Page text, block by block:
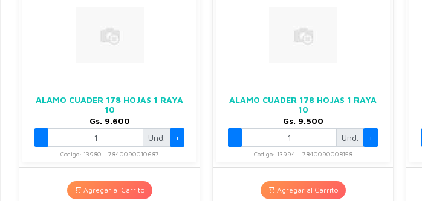
ALAMO CUADER 178 HOJAS 1 RAYA
10
Gs. 9.600
-
Und. +
Codigo: 13980 - 7840090010687
Agregar al Carrito
ALAMO CUADER 178 HOJAS 1 RAYA
10
Gs. 9.500
-
Und. +
Codigo: 13994 - 7840090008158
Agregar al Carrito